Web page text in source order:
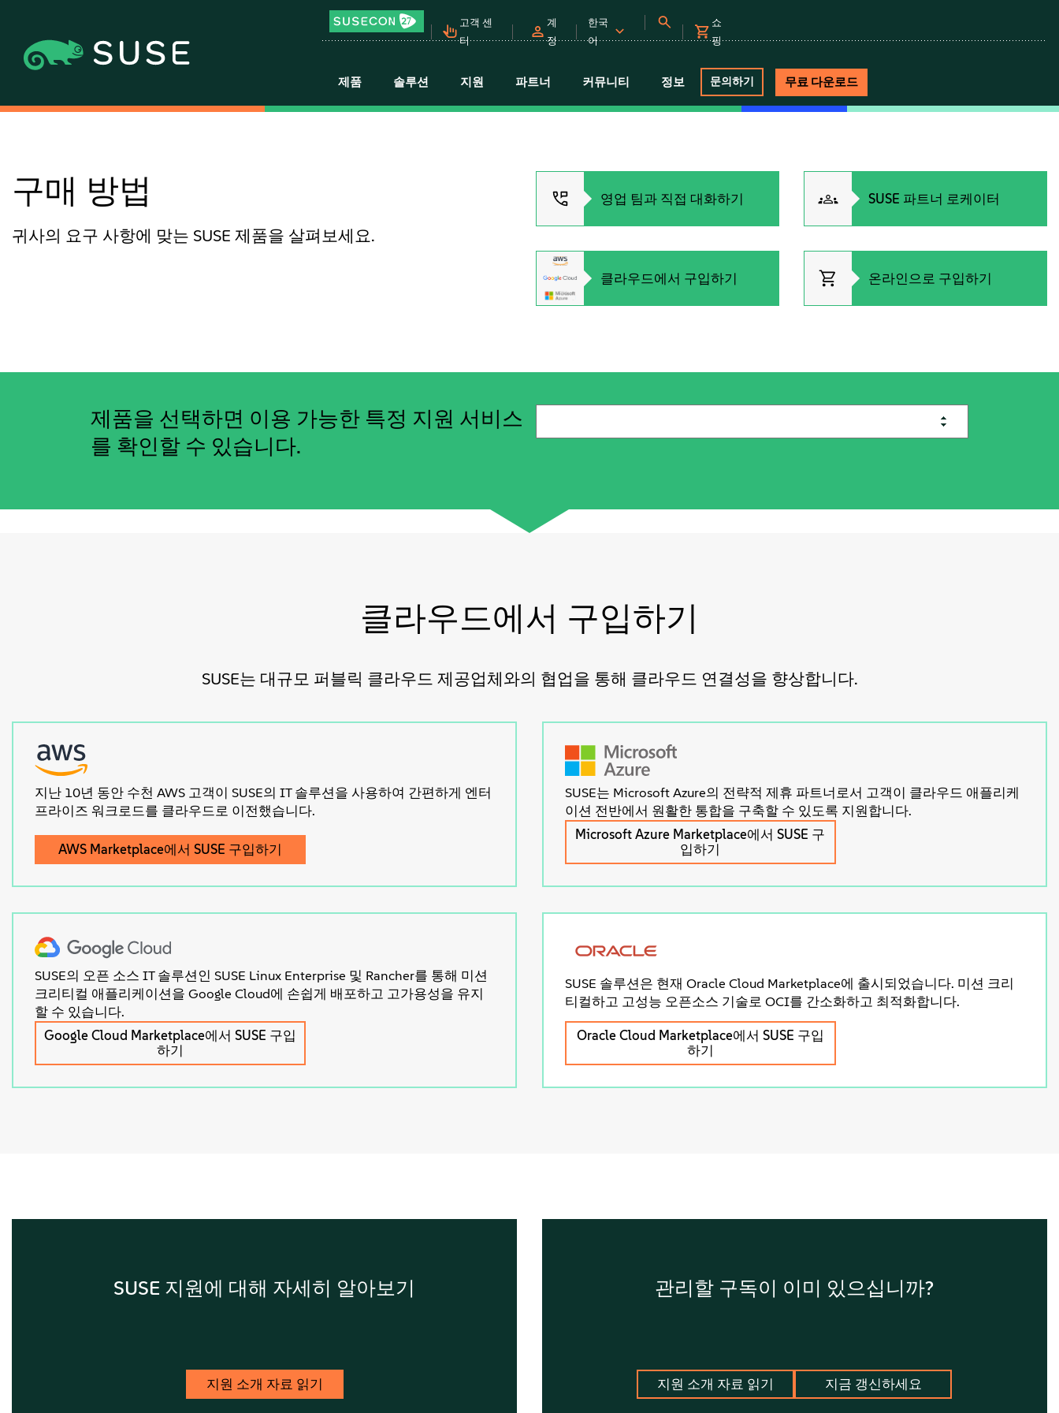
고객 센
터
계
정
한국
어
쇼
핑
제품 솔루션 지원 파트너 커뮤니티 정보 문의하기 무료 다운로드
구매 방법
귀사의 요구 사항에 맞는 SUSE 제품을 살펴보세요.
영업 팀과 직접 대화하기 SUSE 파트너 로케이터
클라우드에서 구입하기 온라인으로 구입하기
제품을 선택하면 이용 가능한 특정 지원 서비스
를 확인할 수 있습니다.
클라우드에서 구입하기
SUSE는 대규모 퍼블릭 클라우드 제공업체와의 협업을 통해 클라우드 연결성을 향상합니다.
지난 10년 동안 수천 AWS 고객이 SUSE의 IT 솔루션을 사용하여 간편하게 엔터
프라이즈 워크로드를 클라우드로 이전했습니다.
AWS Marketplace에서 SUSE 구입하기
SUSE는 Microsoft Azure의 전략적 제휴 파트너로서 고객이 클라우드 애플리케
이션 전반에서 원활한 통합을 구축할 수 있도록 지원합니다.
Microsoft Azure Marketplace에서 SUSE 구
입하기
SUSE의 오픈 소스 IT 솔루션인 SUSE Linux Enterprise 및 Rancher를 통해 미션
크리티컬 애플리케이션을 Google Cloud에 손쉽게 배포하고 고가용성을 유지
할 수 있습니다.
Google Cloud Marketplace에서 SUSE 구입
하기
SUSE 솔루션은 현재 Oracle Cloud Marketplace에 출시되었습니다. 미션 크리
티컬하고 고성능 오픈소스 기술로 OCI를 간소화하고 최적화합니다.
Oracle Cloud Marketplace에서 SUSE 구입
하기
SUSE 지원에 대해 자세히 알아보기
지원 소개 자료 읽기
관리할 구독이 이미 있으십니까?
지원 소개 자료 읽기 지금 갱신하세요